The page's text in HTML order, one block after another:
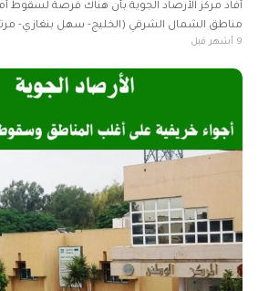
أفاد مركز الأرصاد الجوية بأن هناك فرصة لسقوط
مناطق الشمال الشرقي (الخليج- سهل بنغازي-
والسواحل- من درنة حتى أقصى الساحل الشرقي).
9 أشهر قبل